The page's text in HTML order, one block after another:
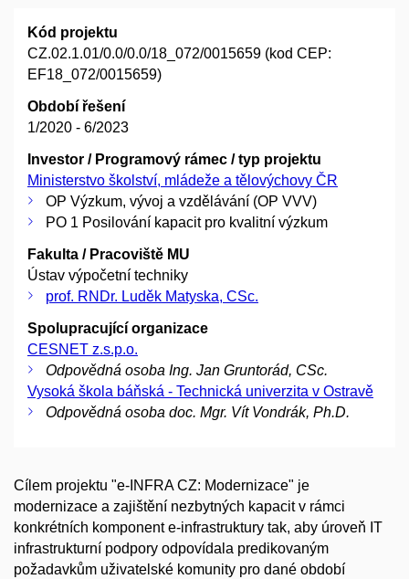
Kód projektu
CZ.02.1.01/0.0/0.0/18_072/0015659 (kod CEP:
EF18_072/0015659)
Období řešení
1/2020 - 6/2023
Investor / Programový rámec / typ projektu
Ministerstvo školství, mládeže a tělovýchovy ČR
OP Výzkum, vývoj a vzdělávání (OP VVV)
PO 1 Posilování kapacit pro kvalitní výzkum
Fakulta / Pracoviště MU
Ústav výpočetní techniky
prof. RNDr. Luděk Matyska, CSc.
Spolupracující organizace
CESNET z.s.p.o.
Odpovědná osoba Ing. Jan Gruntorád, CSc.
Vysoká škola báňská - Technická univerzita v Ostravě
Odpovědná osoba doc. Mgr. Vít Vondrák, Ph.D.
Cílem projektu "e-INFRA CZ: Modernizace" je
modernizace a zajištění nezbytných kapacit v rámci
konkrétních komponent e-infrastruktury tak, aby úroveň IT
infrastrukturní podpory odpovídala predikovaným
požadavkům uživatelské komunity pro dané období